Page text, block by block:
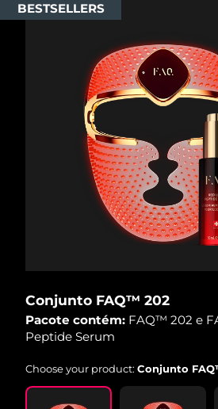
BESTSELLERS
Conjunto FAQ™ 202
Pacote contém: FAQ™ 202 e
Peptide Serum
Choose your product:Conjunto